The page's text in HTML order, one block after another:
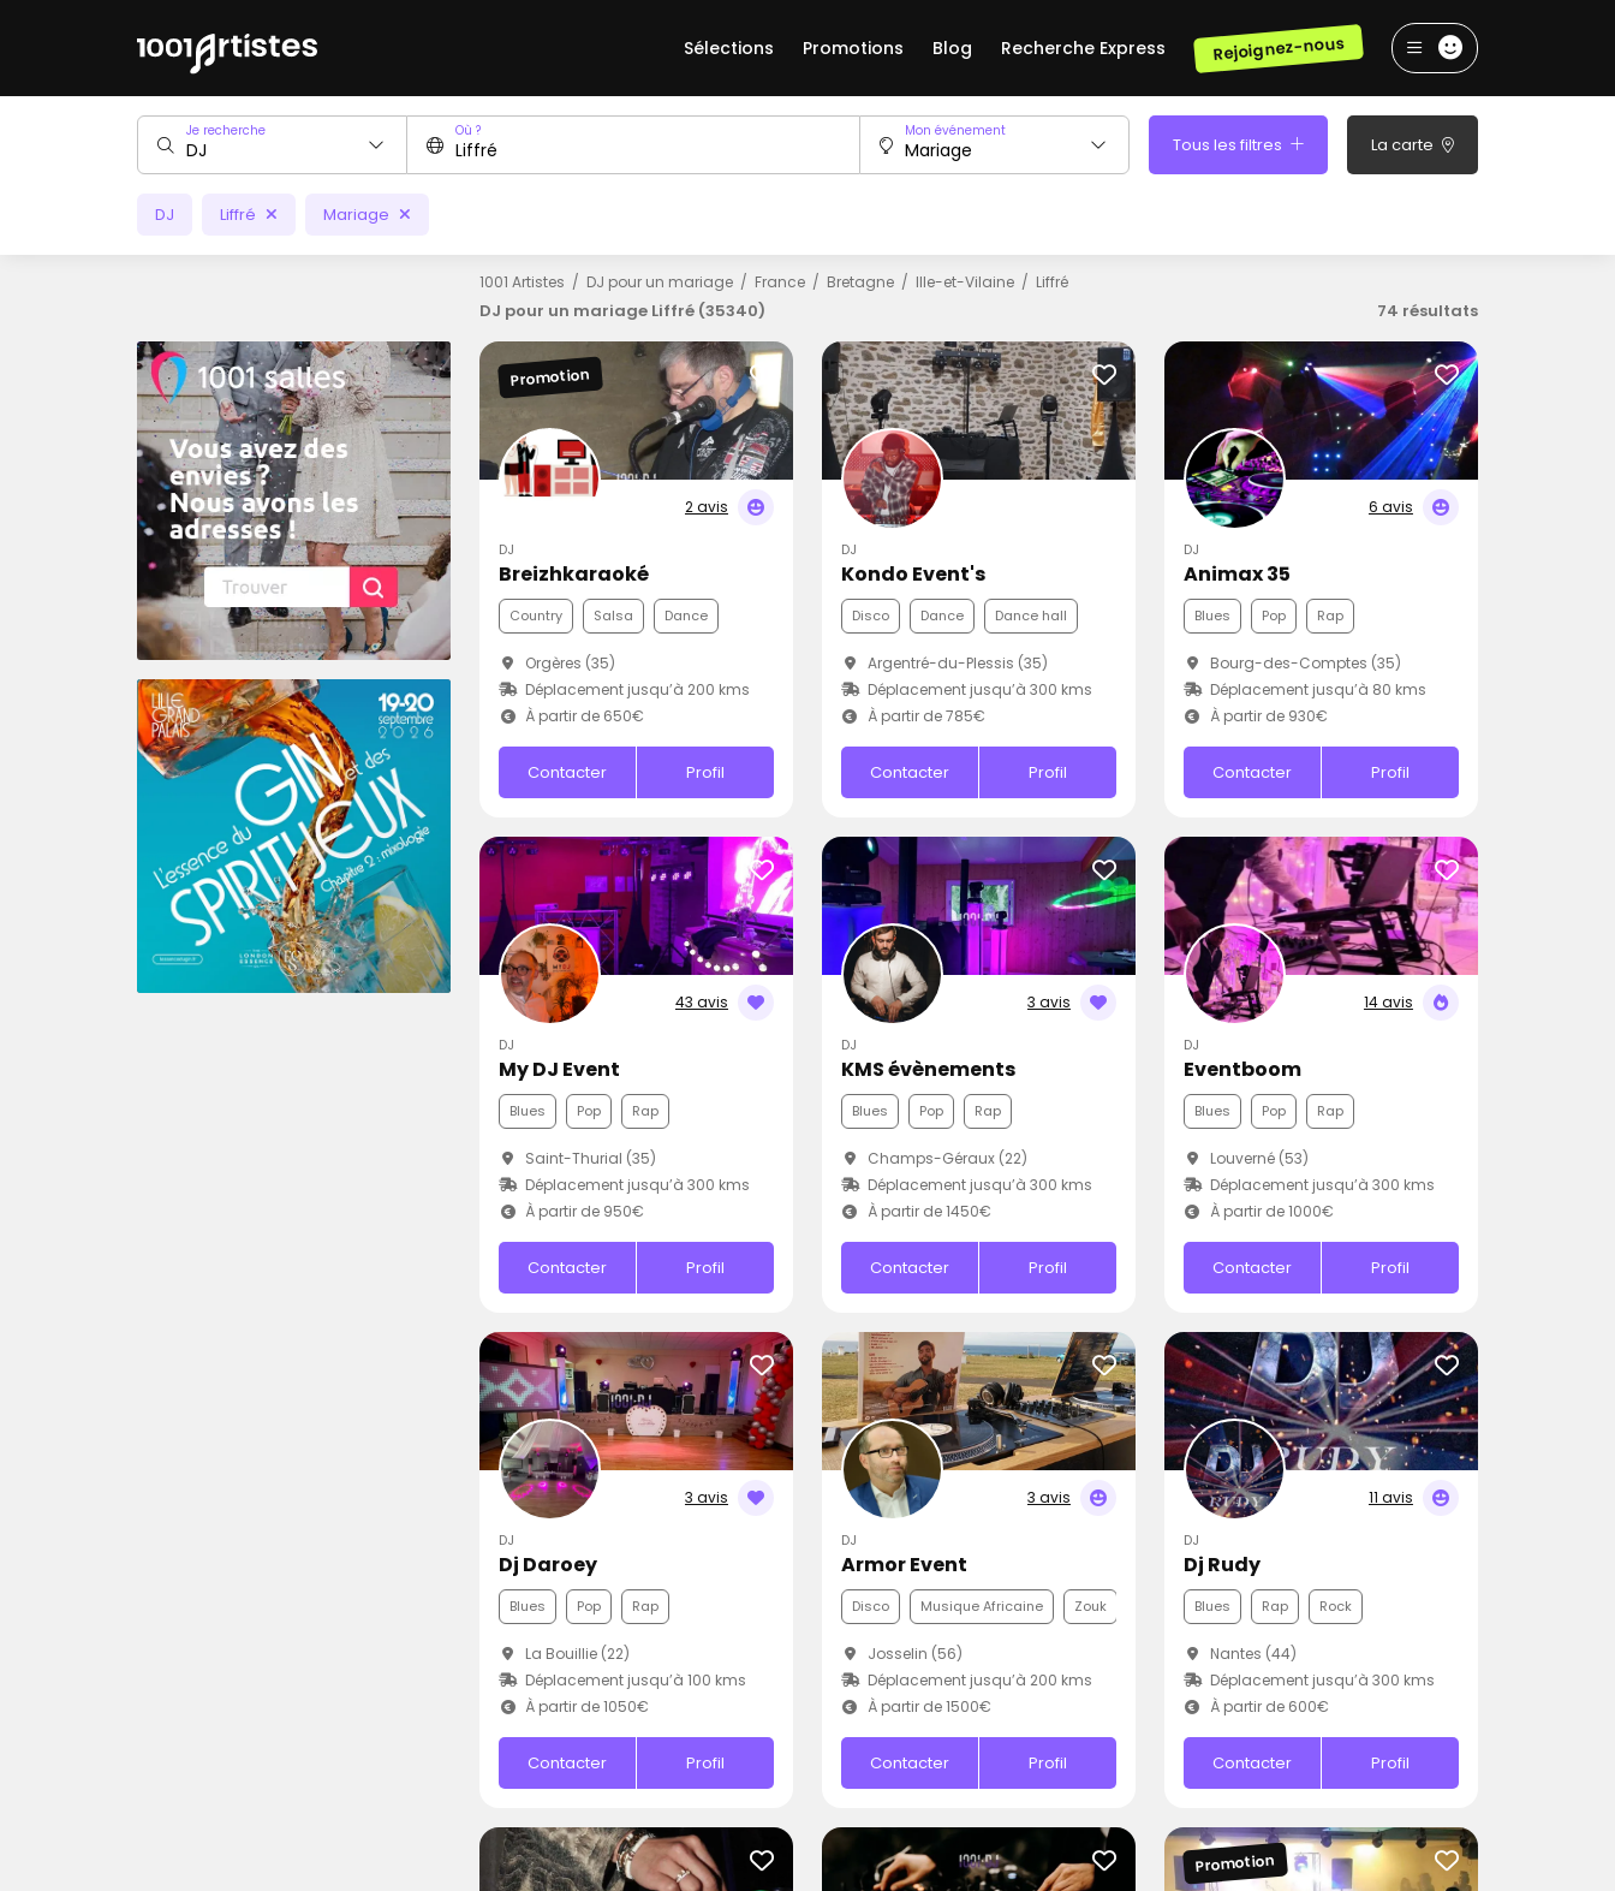
Sélections Promotions Blog Recherche Express Rejoignez-nous
Je recherche Où ? Mon événement
Tous les filtres La carte
DJ Liffré Mariage
1001 Artistes DJ pour un mariage France Bretagne Ille-et-Vilaine Liffré
DJ pour un mariage Liffré (35340) 74 résultats
2 avis
Promotion
DJ
Breizhkaraoké
Country Salsa Dance
Orgères (35)
Déplacement jusqu’à 200 kms
À partir de 650€
Contacter Profil
DJ
Kondo Event's
Disco Dance Dance hall
Argentré-du-Plessis (35)
Déplacement jusqu’à 300 kms
À partir de 785€
Contacter Profil
6 avis
DJ
Animax 35
Blues Pop Rap
Bourg-des-Comptes (35)
Déplacement jusqu’à 80 kms
À partir de 930€
Contacter Profil
43 avis
DJ
My DJ Event
Blues Pop Rap
Saint-Thurial (35)
Déplacement jusqu’à 300 kms
À partir de 950€
Contacter Profil
3 avis
DJ
KMS évènements
Blues Pop Rap
Champs-Géraux (22)
Déplacement jusqu’à 300 kms
À partir de 1450€
Contacter Profil
14 avis
DJ
Eventboom
Blues Pop Rap
Louverné (53)
Déplacement jusqu’à 300 kms
À partir de 1000€
Contacter Profil
3 avis
DJ
Dj Daroey
Blues Pop Rap
La Bouillie (22)
Déplacement jusqu’à 100 kms
À partir de 1050€
Contacter Profil
3 avis
DJ
Armor Event
Disco Musique Africaine Zouk
Josselin (56)
Déplacement jusqu’à 200 kms
À partir de 1500€
Contacter Profil
11 avis
DJ
Dj Rudy
Blues Rap Rock
Nantes (44)
Déplacement jusqu’à 300 kms
À partir de 600€
Contacter Profil
Promotion